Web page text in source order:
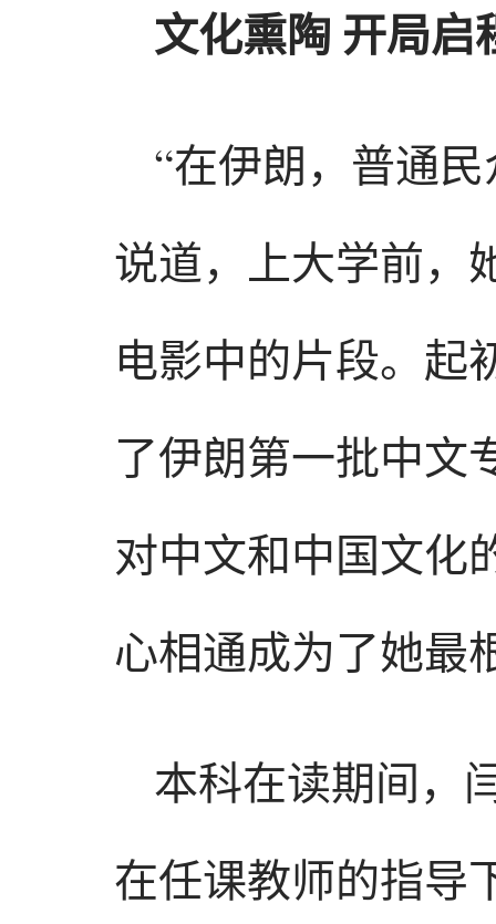
文化熏陶 开局启
“在伊朗，普通
说道，上大学前，
电影中的片段。起
了伊朗第一批中文
对中文和中国文化
心相通成为了她最
本科在读期间，
在任课教师的指导